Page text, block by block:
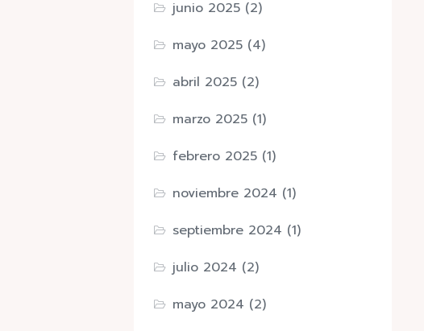
junio 2025 (2)
mayo 2025 (4)
abril 2025 (2)
marzo 2025 (1)
febrero 2025 (1)
noviembre 2024 (1)
septiembre 2024 (1)
julio 2024 (2)
mayo 2024 (2)